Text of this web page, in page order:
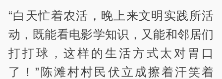
“白天忙着农活，晚上来文明实践所活
动，既能看电影学知识，又能和邻居们
打打球，这样的生活方式太对胃口
了！”陈滩村村民伏立成擦着汗笑着